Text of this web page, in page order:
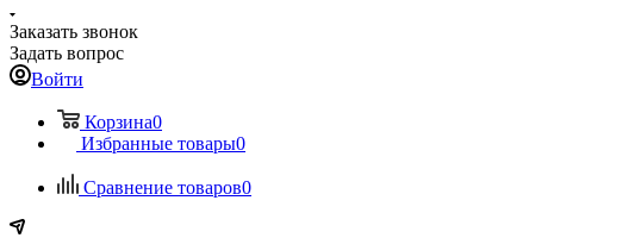
Заказать звонок
Задать вопрос
Войти
Корзина0
Избранные товары0
Сравнение товаров0